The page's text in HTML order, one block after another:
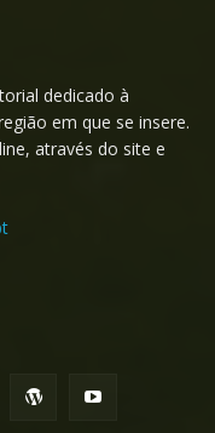
dedicado à
em que se insere.
através do site e